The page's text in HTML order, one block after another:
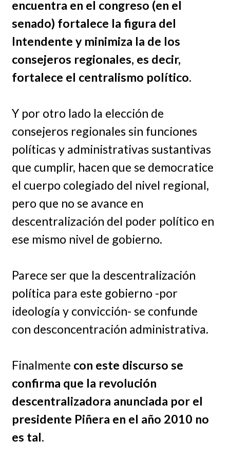
encuentra en el congreso (en el
senado) fortalece la figura del
Intendente y minimiza la de los
consejeros regionales, es decir,
fortalece el centralismo político.
Y por otro lado la elección de
consejeros regionales sin funciones
políticas y administrativas sustantivas
que cumplir, hacen que se democratice
el cuerpo colegiado del nivel regional,
pero que no se avance en
descentralización del poder político en
ese mismo nivel de gobierno.
Parece ser que la descentralización
política para este gobierno -por
ideología y convicción- se confunde
con desconcentración administrativa.
Finalmente con este discurso se
confirma que la revolución
descentralizadora anunciada por el
presidente Piñera en el año 2010 no
es tal.